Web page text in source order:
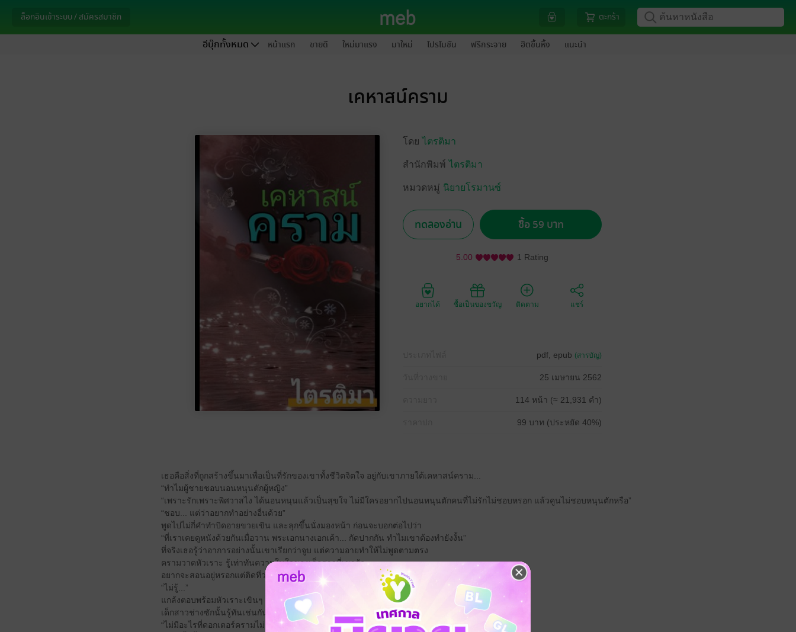
ล็อกอินเข้าระบบ / สมัครสมาชิก ตะกร้า
อีบุ๊กทั้งหมด หน้าแรก ขายดี ใหม่มาแรง มาใหม่ โปรโมชัน ฟรีกระจาย ฮิตขึ้นหิ้ง แนะนำ
เคหาสน์คราม
โดย ไตรติมา
สำนักพิมพ์ ไตรติมา
หมวดหมู่ นิยายโรมานซ์
ทดลองอ่าน ซื้อ 59 บาท
5.00 1 Rating
อยากได้ ซื้อเป็นของขวัญ ติดตาม แชร์
pdf, epub (สารบัญ)
25 เมษายน 2562
114 หน้า (≈ 21,931 คำ)
99 บาท (ประหยัด 40%)
เธอคือสิ่งที่ถูกสร้างขึ้นมาเพื่อเป็นที่รักของเขาทั้งชีวิตจิตใจ อยู่กับเขาภายใต้เคหาสน์คราม...
“ทำไมผู้ชายชอบนอนหนุนตักผู้หญิง”
“เพราะรักเพราะพิศวาสไง ได้นอนหนุนแล้วเป็นสุขใจ ไม่มีใครอยากไปนอนหนุนตักคนที่ไม่รักไม่ชอบหรอก แล้วคูนไม่ชอบหนุนตักหรือ”
“ชอบ... แต่ว่าอยากทำอย่างอื่นด้วย”
พูดไปไม่กี่คำทำบิดอายขวยเขิน และลุกขึ้นนั่งมองหน้า ก่อนจะบอกต่อไปว่า
“ที่เราเคยดูหนังด้วยกันเมื่อวาน พระเอกนางเอกเค้า... กัดปากกัน ทำไมเขาต้องทำยังงั้น”
ที่จริงเธอรู้ว่าอาการอย่างนั้นเขาเรียกว่าจูบ แต่ความอายทำให้ไม่พูดตามตรง
ครามวาดหัวเราะ รู้เท่าทันความในใจของเด็กสาวที่เขารัก
อยากจะสอนอยู่หรอกแต่ติดที่ว่าเธอยังไม่ถึงวัยที่สมควรจะเรียนรู้ ...มันยังเร็วเกินไป
“ไม่รู้...”
แกล้งตอบพร้อมหัวเราะเขินๆ
เด็กสาวช่างซักนั้นรู้ทันเช่นกัน จับแขนของคนอมภูมิเขย่าใหญ่เลย
“ไม่มีอะไรที่ดอกเตอร์ครามไม่รู้”